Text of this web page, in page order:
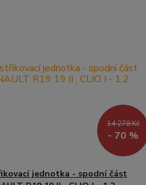
14 278 Kč
- 70 %
jednotka - spodní část